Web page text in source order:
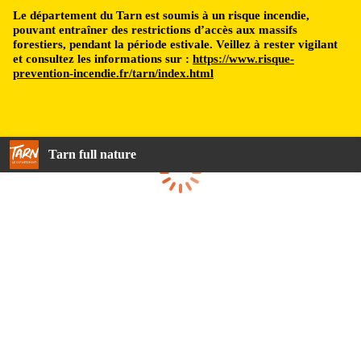
Le département du Tarn est soumis à un risque incendie,
pouvant entraîner des restrictions d’accès aux massifs
forestiers, pendant la période estivale. Veillez à rester vigilant
et consultez les informations sur : https://www.risque-
prevention-incendie.fr/tarn/index.html
Tarn full nature
Loading